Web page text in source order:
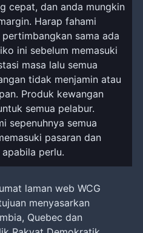
cepat, dan anda mungkin
Harap fahami
sama ada
ini sebelum memasuki
masa lalu semua
tidak menjamin atau
Produk kewangan
semua pelabur.
sepenuhnya semua
pasaran dan
perlu.
laman web WCG
menyasarkan
Quebec dan